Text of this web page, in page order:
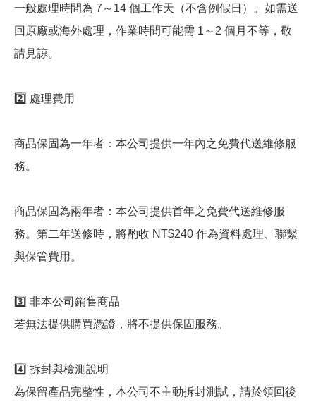
一般處理時間為 7～14 個工作天（不含例假日）。如需送
回原廠或海外處理，作業時間可能需 1～2 個月不等，敬
請見諒。
2️⃣ 處理費用
商品保固為一年者：本公司提供一年內之免費代送維修服
務。
商品保固為兩年者：本公司提供首年之免費代送維修服
務。第二年送修時，將酌收 NT$240 作為資料處理、聯繫
與保管費用。
3️⃣ 非本公司銷售商品
若無法提供購買憑證，將不提供保固服務。
4️⃣ 拆封與檢測說明
為保留產品完整性，本公司不主動拆封測試，請於領回後